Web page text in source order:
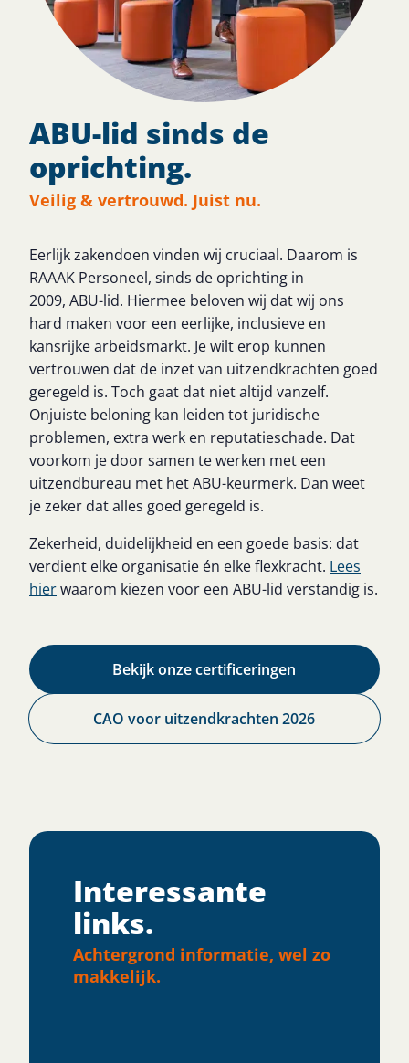
ABU-lid sinds de
oprichting.
Veilig & vertrouwd. Juist nu.
Eerlijk zakendoen vinden wij cruciaal. Daarom is
RAAAK Personeel, sinds de oprichting in
2009, ABU-lid. Hiermee beloven wij dat wij ons
hard maken voor een eerlijke, inclusieve en
kansrijke arbeidsmarkt. Je wilt erop kunnen
vertrouwen dat de inzet van uitzendkrachten goed
geregeld is. Toch gaat dat niet altijd vanzelf.
Onjuiste beloning kan leiden tot juridische
problemen, extra werk en reputatieschade. Dat
voorkom je door samen te werken met een
uitzendbureau met het ABU-keurmerk. Dan weet
je zeker dat alles goed geregeld is.
Zekerheid, duidelijkheid en een goede basis: dat
verdient elke organisatie én elke flexkracht. Lees
hierwaarom kiezen voor een ABU-lid verstandig is.
Bekijk onze certificeringen
CAO voor uitzendkrachten 2026
Interessante
links.
Achtergrond informatie, wel zo
makkelijk.